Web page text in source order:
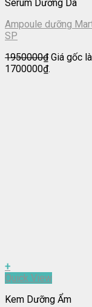
Serum Dưỡng Da
Ampoule dưỡng
SP
1950000₫ Giá gốc
1700000₫.
+
Quick View
Kem Dưỡng Ẩm